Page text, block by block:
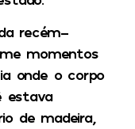
recém-
momentos
onde o corpo
estava
de madeira,